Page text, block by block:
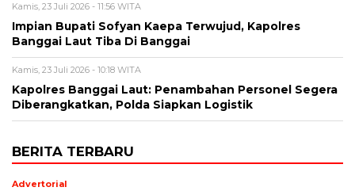
Kamis, 23 Juli 2026 - 11:56 WITA
Impian Bupati Sofyan Kaepa Terwujud, Kapolres
Banggai Laut Tiba Di Banggai
Kamis, 23 Juli 2026 - 10:18 WITA
Kapolres Banggai Laut: Penambahan Personel Segera
Diberangkatkan, Polda Siapkan Logistik
BERITA TERBARU
Advertorial